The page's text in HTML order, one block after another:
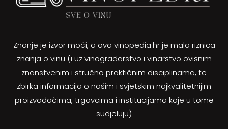
Znanje je izvor moći, a ova vinopedia.hr je mala riznica
znanja o vinu (i uz vinogradarstvo i vinarstvo ovisnim
znanstvenim i stručno praktičnim disciplinama, te
zbirka informacija o našim i svjetskim najkvalitetnijim
proizvođačima, trgovcima i institucijama koje u tome
sudjeluju)